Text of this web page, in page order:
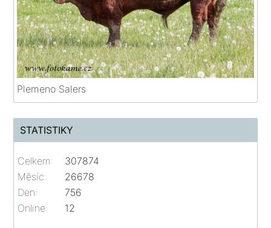
Plemeno Salers
STATISTIKY
Online: 12
Celkem:
307874
Měsíc:
26678
Den:
756